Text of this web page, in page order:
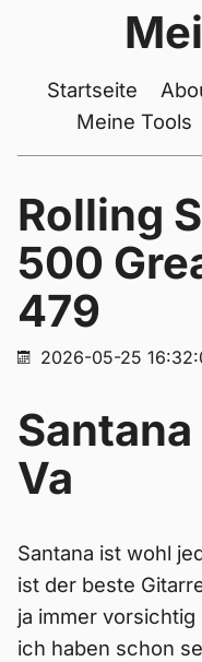
Startseite
Meine Tools
Rolling
500
479
2026-05-25
Va
Santana ist wohl
ist der beste
ja immer
ich haben schon